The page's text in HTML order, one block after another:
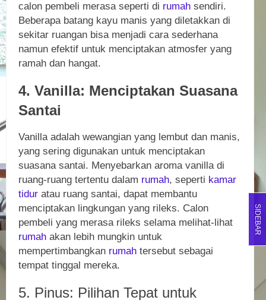
calon pembeli merasa seperti di rumah sendiri.
Beberapa batang kayu manis yang diletakkan di
sekitar ruangan bisa menjadi cara sederhana
namun efektif untuk menciptakan atmosfer yang
ramah dan hangat.
4. Vanilla: Menciptakan Suasana
Santai
Vanilla adalah wewangian yang lembut dan manis,
yang sering digunakan untuk menciptakan
suasana santai. Menyebarkan aroma vanilla di
ruang-ruang tertentu dalam rumah, seperti kamar
tidur atau ruang santai, dapat membantu
menciptakan lingkungan yang rileks. Calon
pembeli yang merasa rileks selama melihat-lihat
rumah akan lebih mungkin untuk
mempertimbangkan rumah tersebut sebagai
tempat tinggal mereka.
5. Pinus: Pilihan Tepat untuk
SIDEBAR